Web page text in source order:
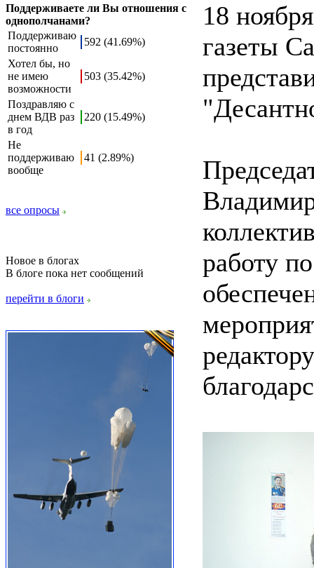
Поддерживаете ли Вы отношения с
однополчанами?
Поддерживаю
постоянно
592 (41.69%)
Хотел бы, но
не имею
возможности
503 (35.42%)
Поздравляю с
днем ВДВ раз
в год
220 (15.49%)
Не
поддерживаю
вообще
41 (2.89%)
все опросы
Новое в блогах
В блоге пока нет сообщений
перейти в блоги
18
газеты
работу